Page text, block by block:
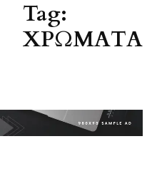
Tag:
ΧΡΏΜΑΤΑ
Χ